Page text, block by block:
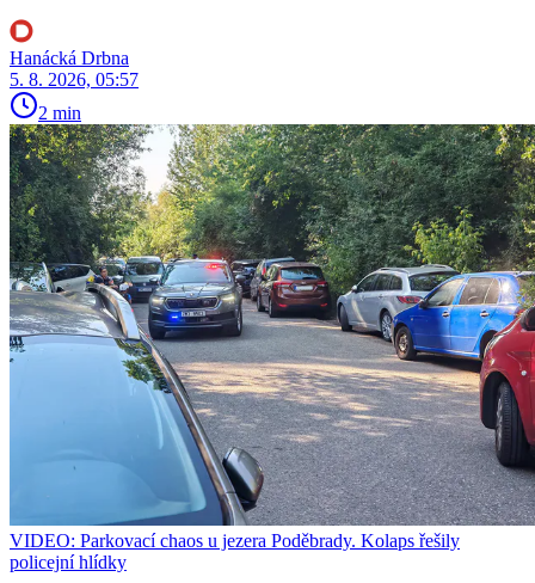
Hanácká Drbna
5. 8. 2026, 05:57
2 min
VIDEO: Parkovací chaos u jezera Poděbrady. Kolaps řešily
policejní hlídky